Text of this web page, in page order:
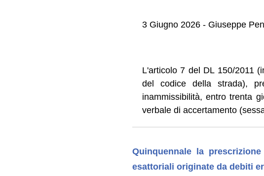
3 Giugno 2026 - Giuseppe
L'articolo 7 del DL 150/2011
del codice della strada),
inammissibilità, entro trenta
verbale di accertamento
Quinquennale la
esattoriali originate da debiti